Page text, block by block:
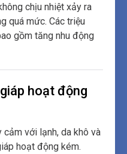
chịu nhiệt xảy ra
quá mức. Các triệu
gồm tăng nhu động
hoạt động
cảm với lạnh, da khô và
hoạt động kém.